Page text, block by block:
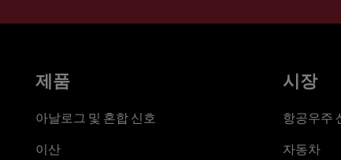
제품
아날로그 및 혼합 신호
이산
시장
항공우주
자동차